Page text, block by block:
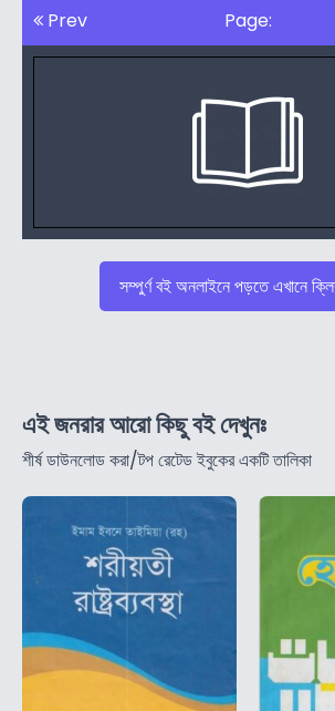
Prev Page:
সম্পুর্ণ বই অনলাইনে পড়তে এখানে
এই জনরার আরো কিছু বই দেখুনঃ
শীর্ষ ডাউনলোড করা/টপ রেটেড ইবুকের একটি তালিকা